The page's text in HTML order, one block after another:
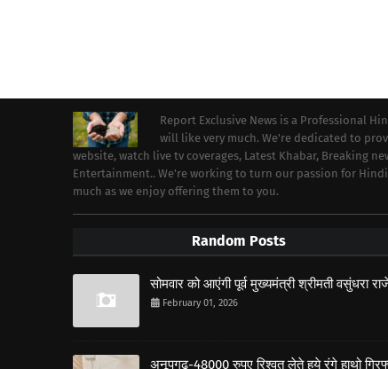
Report Exclusive News is a Professional
will like very much. We're dedicated to
website, watch live tv coverages, Latest Khabar, Breaking
Entertainment.. We're working to turn our passion for
much as we enjoy offering them to you.
Random Posts
सोमवार को आएंगी पूर्व मुख्यमंत्री श्रीमती वसुंधरा
February 01, 2026
अनूपगढ़-48000 रुपए रिश्वत लेते हुये रंगे हाथो